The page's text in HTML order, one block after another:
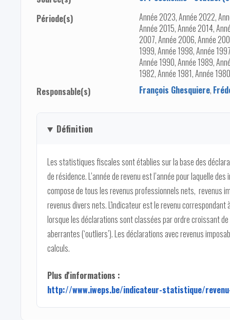
Période(s)
Année 2023, Année 2022,
Année 2015, Année 2014,
2007, Année 2006, Année
1999, Année 1998, Année
Année 1990, Année 1989,
1982, Année 1981, Année
Responsable(s)
François Ghesquiere,
Définition
Les statistiques fiscales sont établies sur la base des
de résidence. L’année de revenu est l’année pour laquelle
compose de tous les revenus professionnels nets, revenus
revenus divers nets. L'indicateur est le revenu
lorsque les déclarations sont classées par ordre croissant
aberrantes (‘outliers’). Les déclarations avec revenus
calculs.
Plus d'informations :
http://www.iweps.be/indicateur-statistique/